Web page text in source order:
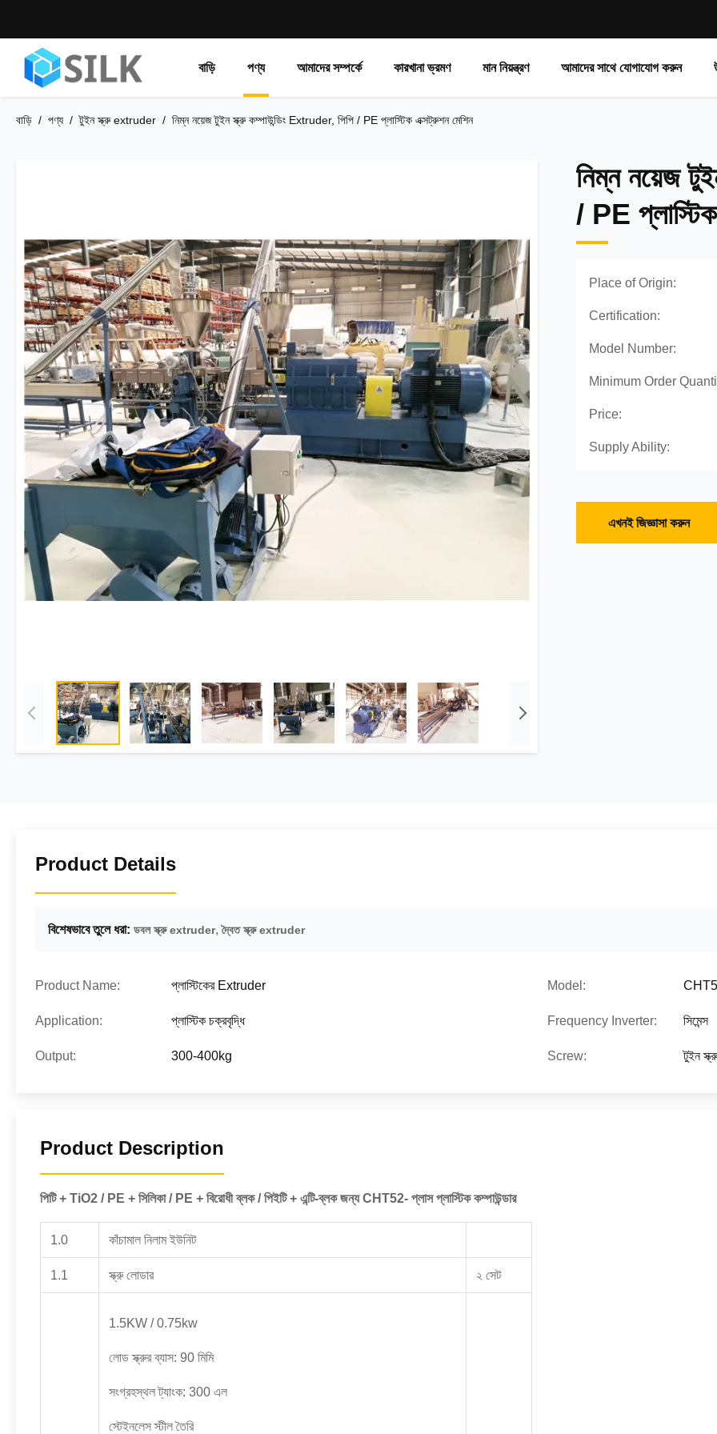
বাড়ি পণ্য আমাদের সম্পর্কে কারখানা ভ্রমণ মান নিয়ন্ত্রণ আমাদের সাথে যোগাযোগ করুন
বাড়ি / পণ্য /টুইন স্ক্রু extruder / নিম্ন নয়েজ টুইন স্ক্রু কম্পাউন্ডিং Extruder, পিপি / PE প্লাস্টিক এক্সট্রুশন মেশিন
নিম্ন নয়েজ
/ PE
Place of Origin:
Certification:
Model Number:
Minimum Order
Price:
Supply Ability:
এখনই জিজ্ঞাসা করুন
Product Details
বিশেষভাবে তুলে ধরা: ডবল স্ক্রু extruder,দ্বৈত স্ক্রু extruder
Product Name: প্লাস্টিকের Extruder Model:
Application: প্লাস্টিক চক্রবৃদ্ধি Frequency Inverter: সিমেন্স
Output: 300-400kg Screw: টুইন স্ক্রু
Product Description
পিটি + TiO2 / PE + সিলিকা / PE + বিরোধী ব্লক / পিইটি + এন্টি-ব্লক জন্য CHT52- প্লাস প্লাস্টিক কম্পাউন্ডার
1.0 কাঁচামাল নিলাম ইউনিট
1.1 স্ক্রু লোডার ২ সেট
1.5KW / 0.75kw
লোড স্ক্রুর ব্যাস: 90 মিমি
সংগ্রহস্থল ট্যাংক: 300 এল
স্টেইনলেস স্টীল তৈরি